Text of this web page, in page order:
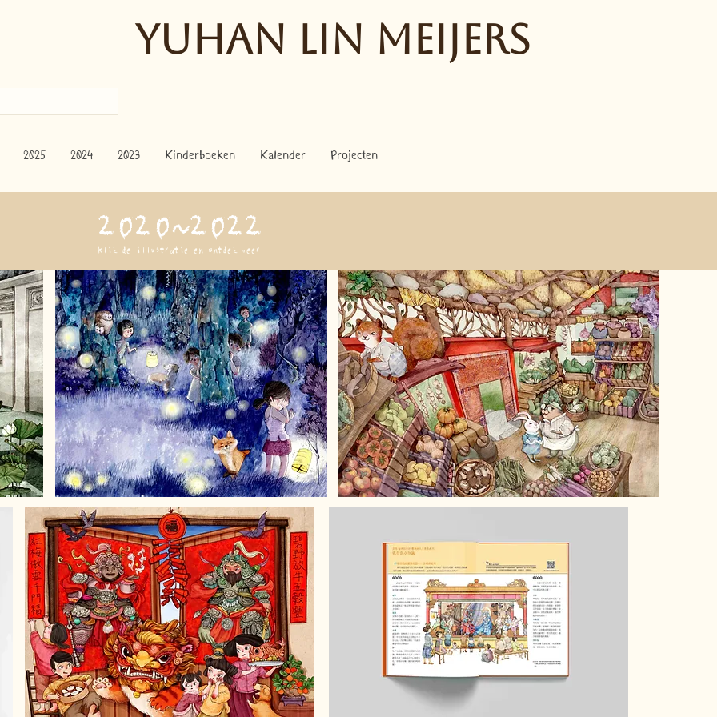
Yuhan Lin Meijers
2025 2024 2023 Kinderboeken Kalender Projecten
Klik de illustratie en ontdek meer
​2020~2022